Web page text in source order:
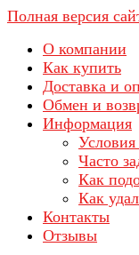
Полная версия
О компании
Как купить
Доставка и
Обмен и
Информация
Часто
Как
Как
Контакты
Отзывы